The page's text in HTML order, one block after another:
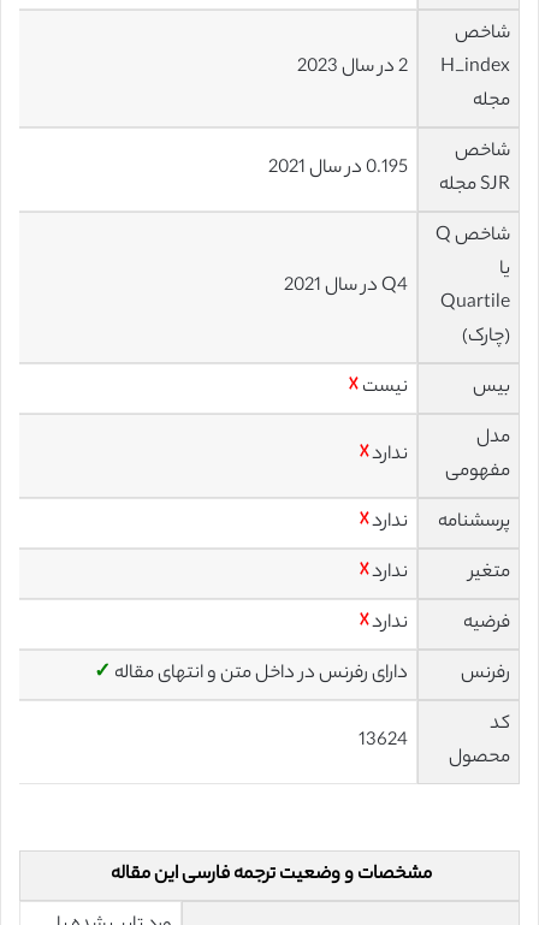
شاخص
H_index
مجله
2 در سال 2023
شاخص
SJR مجله
0.195 در سال 2021
شاخص Q
یا
Quartile
(چارک)
Q4 در سال 2021
بیس نیست☓
مدل
مفهومی
ندارد☓
پرسشنامه ندارد☓
متغیر
ندارد☓
فرضیه
ندارد☓
رفرنس
دارای رفرنس در داخل متن و انتهای مقاله ✓
کد
محصول
13624
مشخصات و وضعیت ترجمه فارسی این مقاله